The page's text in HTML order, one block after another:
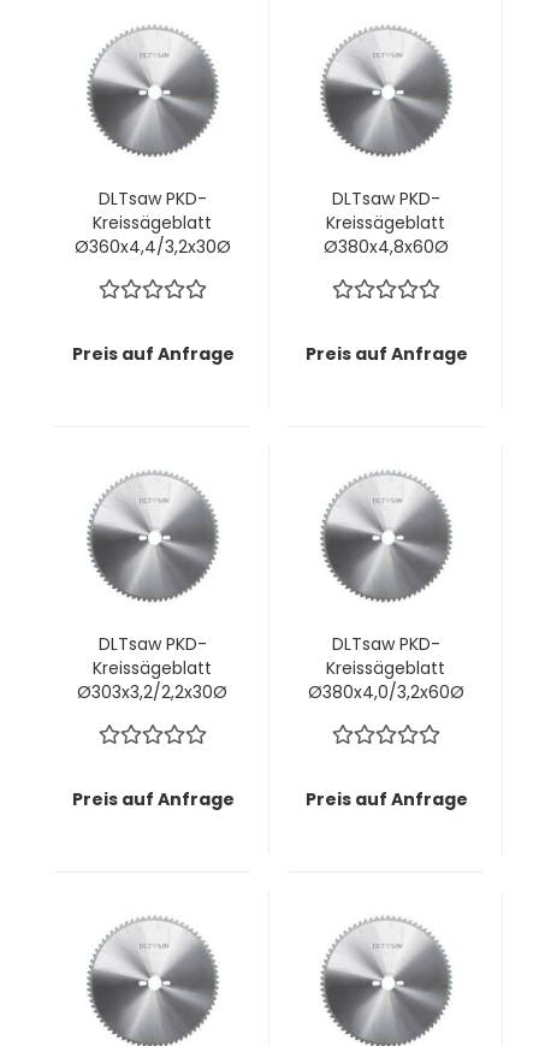
DLTsaw PKD-
Kreissägeblatt
Ø360x4,4/3,2x30Ø
Saubere Schnitte
zähen Materialien
Preis auf Anfrage
DLTsaw PKD-
Kreissägeblatt
Ø380x4,8x60Ø
Saubere Schnitte
zähen Materialien
Preis auf Anfrage
DLTsaw PKD-
Kreissägeblatt
Ø303x3,2/2,2x30Ø
Saubere Schnitte
zähen Materialien
Preis auf Anfrage
DLTsaw PKD-
Kreissägeblatt
Ø380x4,0/3,2x60Ø
Saubere Schnitte
zähen Materialien
Preis auf Anfrage